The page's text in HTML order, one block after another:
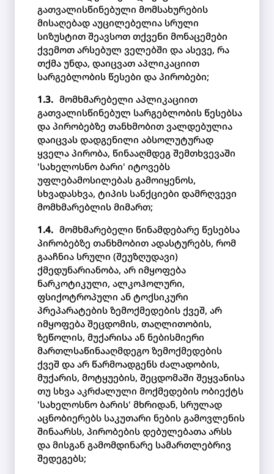
გათვალისწინებული მომსახურების
მისაღებად აუცილებელია სრული
სიზუსტით შეავსოთ თქვენი მონაცემები
ქვემოთ არსებულ ველებში და ასევე, რა
თქმა უნდა, დაიცვათ აპლიკაციით
სარგებლობის წესები და პირობები;
მომხმარებელი აპლიკაციით
გათვალისწინებულ სარგებლობის წესებსა
და პირობებზე თანხმობით ვალდებულია
დაიცვას დადგენილი აბსოლუტურად
ყველა პირობა, წინააღმდეგ შემთხვევაში
'სახელოსნო ბარი' იტოვებს
უფლებამოსილებას გამოიყენოს,
სხვადასხვა, ტიპის სანქციები დამრღვევი
მომხმარებლის მიმართ;
მომხმარებელი წინამდებარე წესებსა
პირობებზე თანხმობით ადასტურებს, რომ
გააჩნია სრული (შეუზღუდავი)
ქმედუნარიანობა, არ იმყოფება
ნარკოტიკული, ალკოჰოლური,
ფსიქოტროპული ან ტოქსიკური
პრეპარატების ზემოქმედების ქვეშ, არ
იმყოფება შეცდომის, თაღლითობის,
ზეწოლის, მუქარისა ან ნებისმიერი
მართლსაწინააღმდეგო ზემოქმედების
ქვეშ და არ წარმოადგენს ძალადობის,
მუქარის, მოტყუების, შეცდომაში შეყვანისა
თუ სხვა აკრძალული მოქმედების ობიექტს
'სახელოსნო ბარის' მხრიდან, სრულად
აცნობიერებს საკუთარი ნების გამოვლენის
შინაარსს, პირობების დებულებათა არსს
და მისგან გამომდინარე სამართლებრივ
შედეგებს;